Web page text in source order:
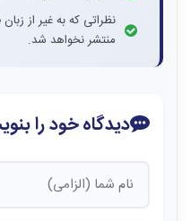
نظراتی که به غیر از
منتشر نخواهد شد.
دیدگاه خود را